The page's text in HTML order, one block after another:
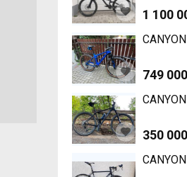
1 100
749
350